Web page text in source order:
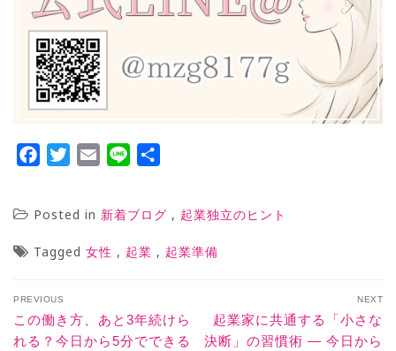
Facebook
TwitterEmail Line
Posted in 新着ブログ , 起業独立のヒント
Tagged 女性 , 起業 , 起業準備
PREVIOUS
この働き方、あと3年続けら
れる？今日から5分でできる
NEXT
起業家に共通する「小さな
決断」の習慣術 ― 今日から